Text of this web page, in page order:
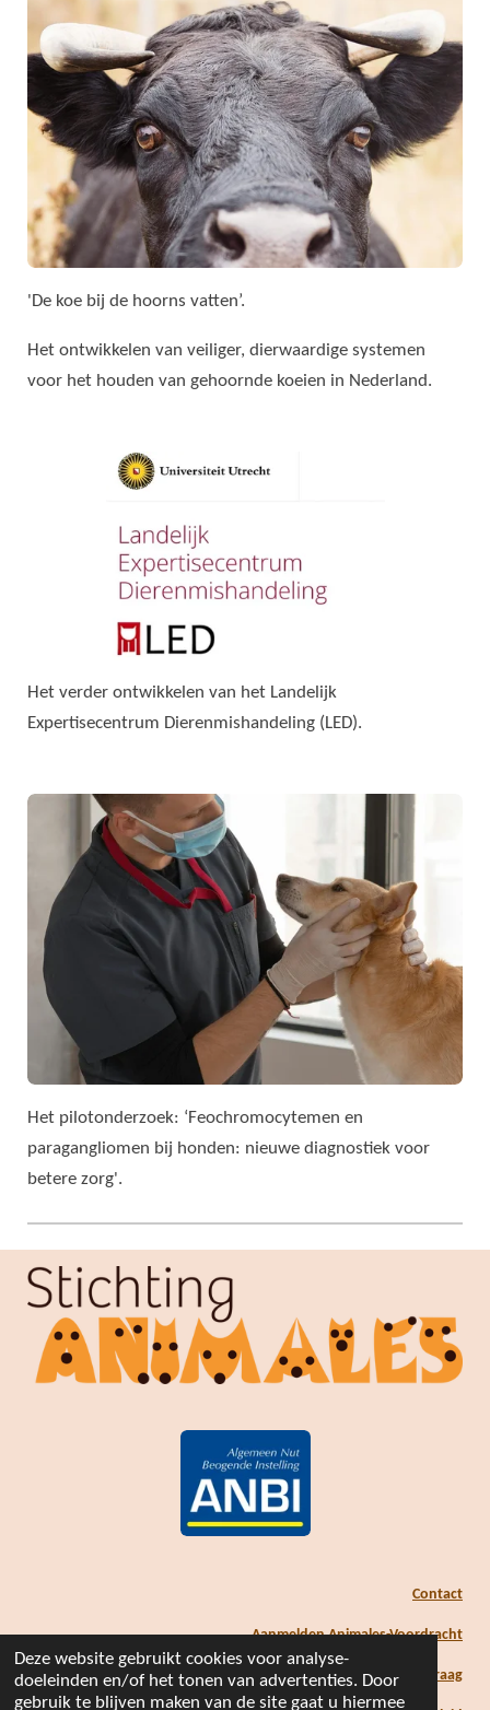
Deze website gebruikt cookies voor analyse-
doeleinden en/of het tonen van advertenties. Door
gebruik te blijven maken van de site gaat u hiermee
'De koe bij de hoorns vatten’.
Het ontwikkelen van veiliger, dierwaardige systemen
voor het houden van gehoornde koeien in Nederland.
Het verder ontwikkelen van het Landelijk
Expertisecentrum Dierenmishandeling (LED).
Het pilotonderzoek: ‘Feochromocytemen en
paragangliomen bij honden: nieuwe diagnostiek voor
betere zorg'.
Contact
Aanmelden Animales-Voordracht
Subsidieaanvraag